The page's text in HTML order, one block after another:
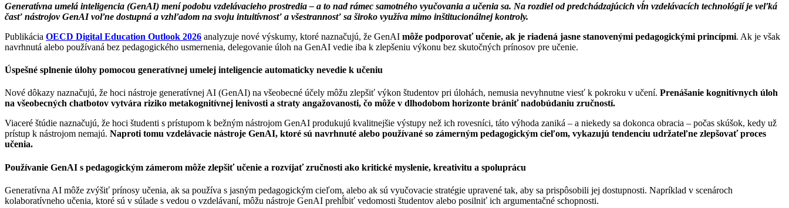
Generatívna umelá inteligencia (GenAI) mení podobu vzdelávacieho prostredia – a to nad rámec samotného vyučovania a učenia sa. Na rozdiel od predchádzajúcich vĺn vzdelávacích technológií je veľká
časť nástrojov GenAI voľne dostupná a vzhľadom na svoju intuitívnosť a všestrannosť sa široko využíva mimo inštitucionálnej kontroly.
Publikácia OECD Digital Education Outlook 2026 analyzuje nové výskumy, ktoré naznačujú, že GenAI môže podporovať učenie, ak je riadená jasne stanovenými pedagogickými princípmi. Ak je však
navrhnutá alebo používaná bez pedagogického usmernenia, delegovanie úloh na GenAI vedie iba k zlepšeniu výkonu bez skutočných prínosov pre učenie.
Úspešné splnenie úlohy pomocou generatívnej umelej inteligencie automaticky nevedie k učeniu
Nové dôkazy naznačujú, že hoci nástroje generatívnej AI (GenAI) na všeobecné účely môžu zlepšiť výkon študentov pri úlohách, nemusia nevyhnutne viesť k pokroku v učení. Prenášanie kognitívnych úloh
na všeobecných chatbotov vytvára riziko metakognitívnej lenivosti a straty angažovanosti, čo môže v dlhodobom horizonte brániť nadobúdaniu zručností.
Viaceré štúdie naznačujú, že hoci študenti s prístupom k bežným nástrojom GenAI produkujú kvalitnejšie výstupy než ich rovesníci, táto výhoda zaniká – a niekedy sa dokonca obracia – počas skúšok, kedy už
prístup k nástrojom nemajú. Naproti tomu vzdelávacie nástroje GenAI, ktoré sú navrhnuté alebo používané so zámerným pedagogickým cieľom, vykazujú tendenciu udržateľne zlepšovať proces
učenia.
Používanie GenAI s pedagogickým zámerom môže zlepšiť učenie a rozvíjať zručnosti ako kritické myslenie, kreativitu a spoluprácu
Generatívna AI môže zvýšiť prínosy učenia, ak sa používa s jasným pedagogickým cieľom, alebo ak sú vyučovacie stratégie upravené tak, aby sa prispôsobili jej dostupnosti. Napríklad v scenároch
kolaboratívneho učenia, ktoré sú v súlade s vedou o vzdelávaní, môžu nástroje GenAI prehĺbiť vedomosti študentov alebo posilniť ich argumentačné schopnosti.